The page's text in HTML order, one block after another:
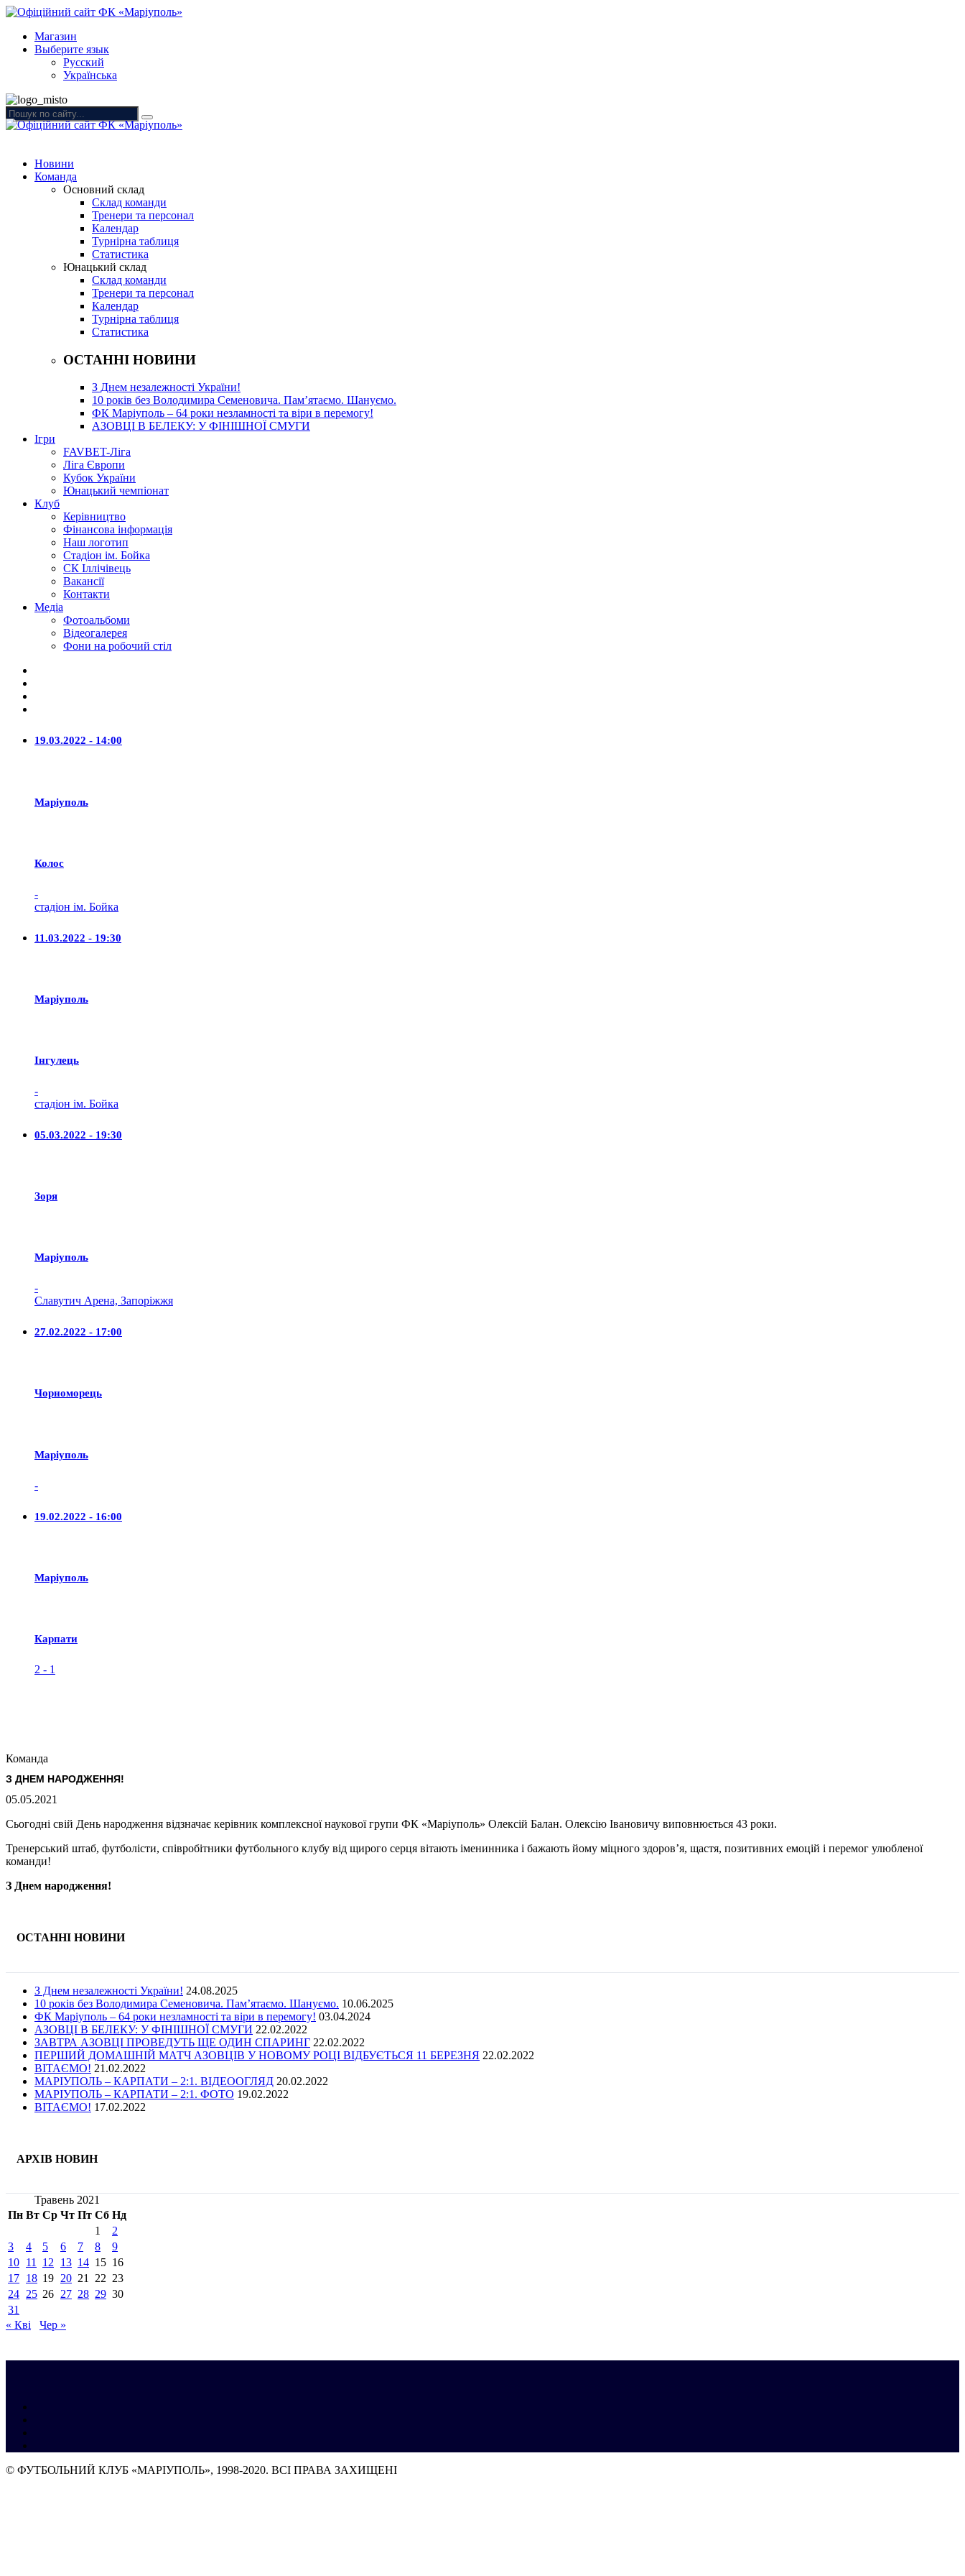
Магазин
Выберите язык
Русский
Українська
Новини
Команда
Основний склад
Склад команди
Тренери та персонал
Календар
Турнірна таблиця
Статистика
Юнацький склад
Склад команди
Тренери та персонал
Календар
Турнірна таблиця
Статистика
ОСТАННІ НОВИНИ
З Днем незалежності України!
10 років без Володимира Семеновича. Пам’ятаємо. Шануємо.
ФК Маріуполь – 64 роки незламності та віри в перемогу!
АЗОВЦІ В БЕЛЕКУ: У ФІНІШНОЇ СМУГИ
Ігри
FAVBET-Ліга
Ліга Європи
Кубок України
Юнацький чемпіонат
Клуб
Керівництво
Фінансова інформація
Наш логотип
Стадіон ім. Бойка
СК Іллічівець
Вакансії
Контакти
Медіа
Фотоальбоми
Відеогалерея
Фони на робочий стіл
19.03.2022 - 14:00
Маріуполь
Колос
-
стадіон ім. Бойка
11.03.2022 - 19:30
Маріуполь
Iнгулець
-
стадіон ім. Бойка
05.03.2022 - 19:30
Зоря
Маріуполь
-
Славутич Арена, Запоріжжя
27.02.2022 - 17:00
Чорноморець
Маріуполь
-
19.02.2022 - 16:00
Маріуполь
Карпати
2 - 1
Команда
З ДНЕМ НАРОДЖЕННЯ!
05.05.2021
Сьогодні свій День народження відзначає керівник комплексної наукової групи ФК «Маріуполь» Олексій Балан. Олексію Івановичу виповнюється 43 роки.
Тренерський штаб, футболісти, співробітники футбольного клубу від щирого серця вітають іменинника і бажають йому міцного здоров’я, щастя, позитивних емоцій і перемог улюбленої
команди!
З Днем народження!
ОСТАННІ НОВИНИ
З Днем незалежності України! 24.08.2025
10 років без Володимира Семеновича. Пам’ятаємо. Шануємо. 10.06.2025
ФК Маріуполь – 64 роки незламності та віри в перемогу! 03.04.2024
АЗОВЦІ В БЕЛЕКУ: У ФІНІШНОЇ СМУГИ 22.02.2022
ЗАВТРА АЗОВЦІ ПРОВЕДУТЬ ЩЕ ОДИН СПАРИНГ 22.02.2022
ПЕРШИЙ ДОМАШНІЙ МАТЧ АЗОВЦІВ У НОВОМУ РОЦІ ВІДБУЄТЬСЯ 11 БЕРЕЗНЯ 22.02.2022
ВІТАЄМО! 21.02.2022
МАРІУПОЛЬ – КАРПАТИ – 2:1. ВІДЕООГЛЯД 20.02.2022
МАРІУПОЛЬ – КАРПАТИ – 2:1. ФОТО 19.02.2022
ВІТАЄМО! 17.02.2022
АРХІВ НОВИН
Травень 2021
Пн Вт Ср Чт Пт Сб Нд
1
2
3
4 5 6 7 8
9
10 11 12 13 14 15 16
17 18 19 20 21 22 23
24 25 26 27 28 29 30
31
« Кві
Чер »
© ФУТБОЛЬНИЙ КЛУБ «МАРІУПОЛЬ», 1998-2020. ВСІ ПРАВА ЗАХИЩЕНІ